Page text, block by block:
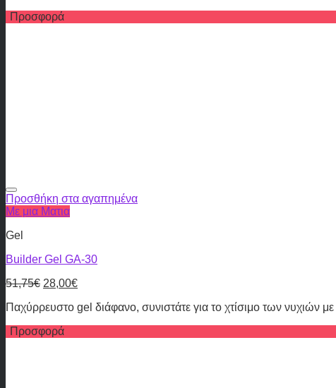
Προσφορά
Προσθήκη στα αγαπημένα
Με μια Ματια
Gel
Builder Gel GA-30
51,75€ 28,00€
Παχύρρευστο gel διάφανο, συνιστάτε για το χτίσιμο των
Προσφορά